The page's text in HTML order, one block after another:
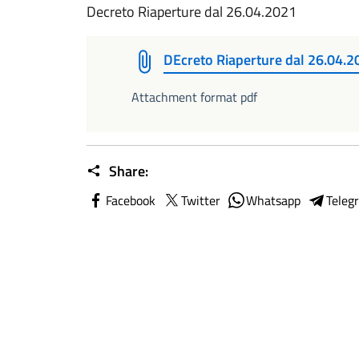
Decreto Riaperture dal 26.04.2021
DEcreto Riaperture dal
Attachment format pdf
Share:
Facebook Twitter Whatsapp